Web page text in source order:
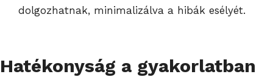
dolgozhatnak, minimalizálva a hibák esélyét.
Hatékonyság a gyakorlatban